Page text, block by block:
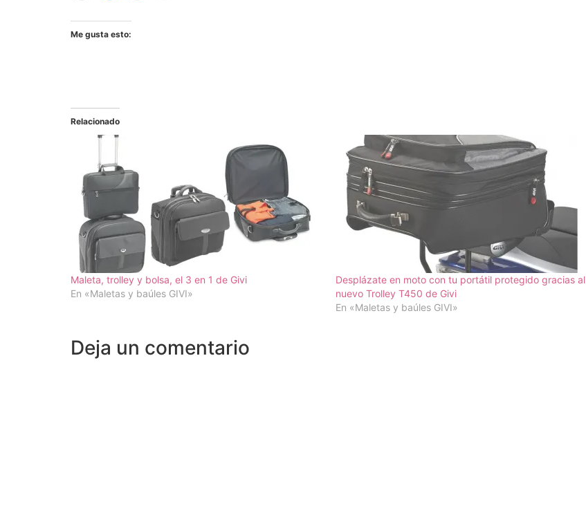
Me gusta esto:
Relacionado
Maleta, trolley y bolsa, el 3 en 1 de Givi
En «Maletas y baúles GIVI»
Desplázate en moto con tu portátil protegido gracias al
nuevo Trolley T450 de Givi
En «Maletas y baúles GIVI»
Deja un comentario